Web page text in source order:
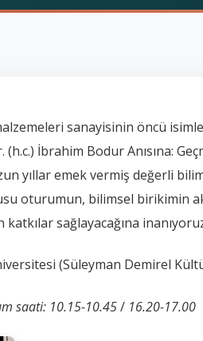
sanayisinin öncü
(h.c.) İbrahim Bodur Anısına:
yıllar emek vermiş değerli
oturumun, bilimsel birikimin
katkılar sağlayacağına
(Süleyman Demirel
saati: 10.15-10.45/ 16.20-17.00